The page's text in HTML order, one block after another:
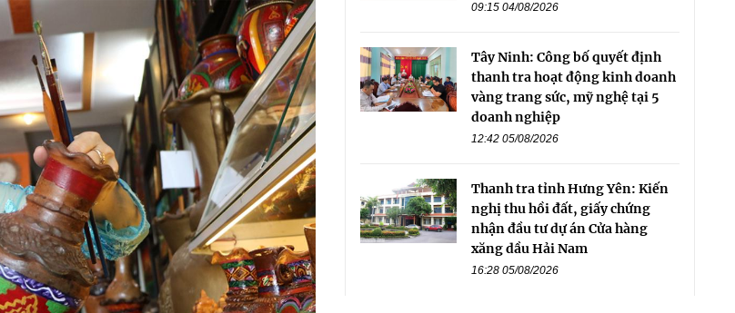
09:15 04/08/2026
Tây Ninh: Công bố quyết định
thanh tra hoạt động kinh doanh
vàng trang sức, mỹ nghệ tại 5
doanh nghiệp
12:42 05/08/2026
Thanh tra tỉnh Hưng Yên: Kiến
nghị thu hồi đất, giấy chứng
nhận đầu tư dự án Cửa hàng
xăng dầu Hải Nam
16:28 05/08/2026